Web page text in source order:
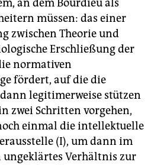
an dem Bourdieu als
müssen: das einer
zwischen Theorie und
Erschließung der
normativen
fördert, auf die die
legitimerweise stützen
zwei Schritten vorgehen,
einmal die intellektuelle
(I), um dann im
ungeklärtes Verhältnis zur